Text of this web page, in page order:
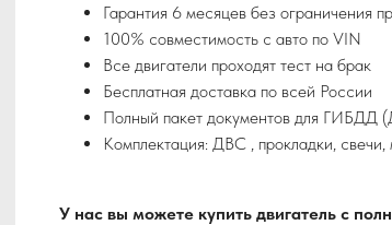
Гарантия 6 месяцев без ограничения
100% совместимость с авто по VIN
Все двигатели проходят тест на брак
Бесплатная доставка по всей России
Полный пакет документов для ГИБДД
Комплектация: ДВС , прокладки, свечи,
У нас вы можете купить двигатель с